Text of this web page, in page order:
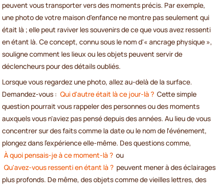
peuvent vous transporter vers des moments précis. Par exemple,
une photo de votre maison d'enfance ne montre pas seulement qui
était là ; elle peut raviver les souvenirs de ce que vous avez ressenti
en étant là. Ce concept, connu sous le nom d'« ancrage physique »,
souligne comment les lieux ou les objets peuvent servir de
déclencheurs pour des détails oubliés.
Lorsque vous regardez une photo, allez au-delà de la surface.
Demandez-vous : Qui d'autre était là ce jour-là ? Cette simple
question pourrait vous rappeler des personnes ou des moments
auxquels vous n'aviez pas pensé depuis des années. Au lieu de vous
concentrer sur des faits comme la date ou le nom de l'événement,
plongez dans l'expérience elle-même. Des questions comme,
À quoi pensais-je à ce moment-là ? ou
Qu'avez-vous ressenti en étant là ? peuvent mener à des éclairages
plus profonds. De même, des objets comme de vieilles lettres, des